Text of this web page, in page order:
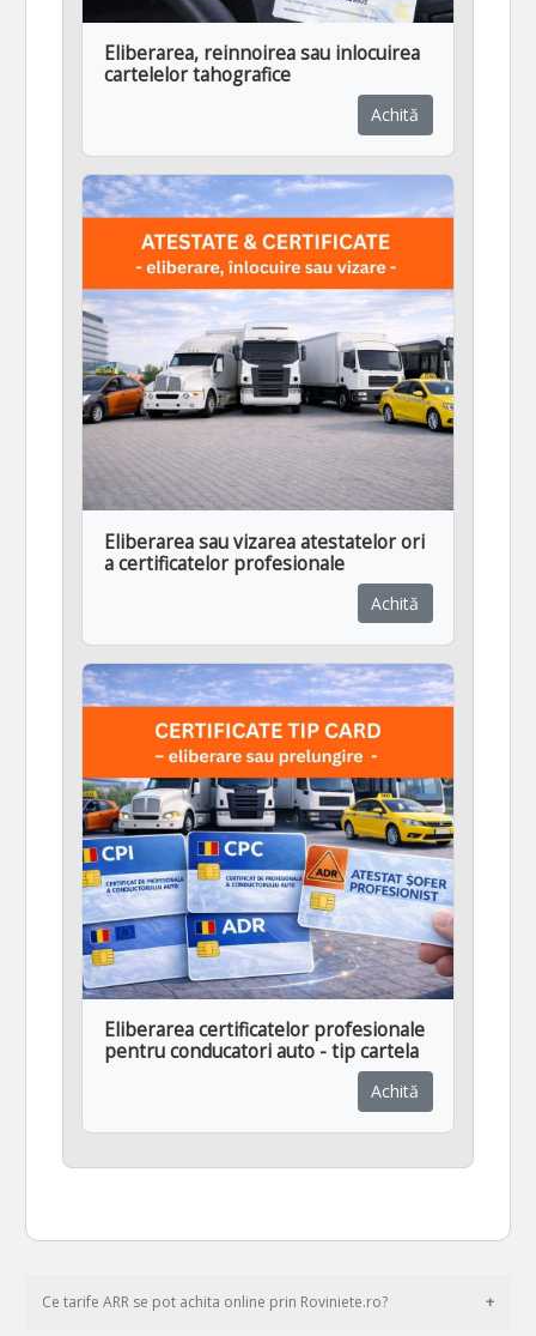
Eliberarea, reinnoirea sau inlocuirea
cartelelor tahografice
Achită
Eliberarea sau vizarea atestatelor ori
a certificatelor profesionale
Achită
Eliberarea certificatelor profesionale
pentru conducatori auto - tip cartela
Achită
Ce tarife ARR se pot achita online prin Roviniete.ro?